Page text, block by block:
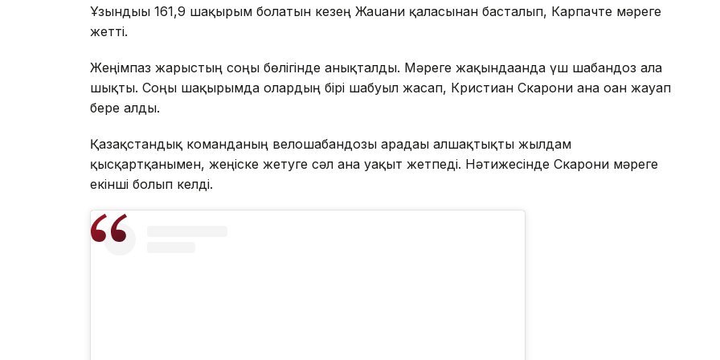
Ұзындығы 161,9 шақырым болатын кезең Жаuани қаласынан басталып, Карпачте мәреге
жетті.
Жеңімпаз жарыстың соңғы бөлігінде анықталды. Мәреге жақындағанда үш шабандоз алға
шықты. Соңғы шақырымда олардың бірі шабуыл жасап, Кристиан Скарони ғана оған жауап
бере алды.
Қазақстандық команданың велошабандозы арадағы алшақтықты жылдам
қысқартқанымен, жеңіске жетуге сәл ғана уақыт жетпеді. Нәтижесінде Скарони мәреге
екінші болып келді.